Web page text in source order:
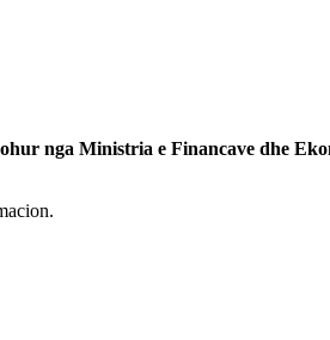
nga Ministria e Financave dhe